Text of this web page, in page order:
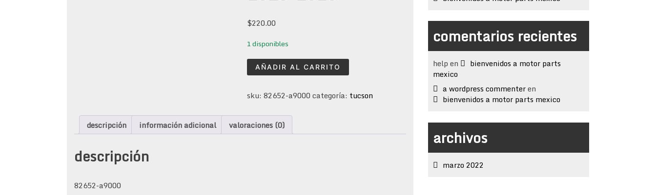
$220.00
1 disponibles
punta
de
lh
tucson
2018-
AÑADIR AL CARRITO
sku: 82652-a9000 categoría: tucson
descripción información adicional valoraciones (0)
descripción
82652-a9000
comentarios recientes
help en
bienvenidos a motor parts
mexico
a wordpress commenteren
bienvenidos a motor parts mexico
archivos
marzo 2022